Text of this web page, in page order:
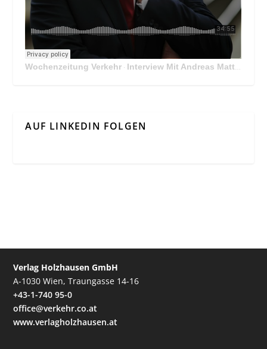
Wochenzeitung Verkehr · Interview Mit Andreas Matthä, CEO der ÖBB Holding
AUF LINKEDIN FOLGEN
Verlag Holzhausen GmbH
A-1030 Wien, Traungasse 14-16
+43-1-740 95-0
office@verkehr.co.at
www.verlagholzhausen.at